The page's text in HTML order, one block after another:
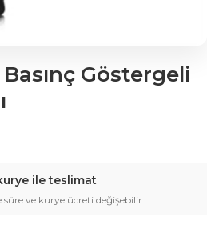
Göstergeli
ile teslimat
süre ve kurye ücreti değişebilir